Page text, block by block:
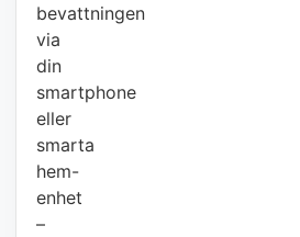
bevattningen
via
din
smartphone
eller
smarta
hem-
enhet
–